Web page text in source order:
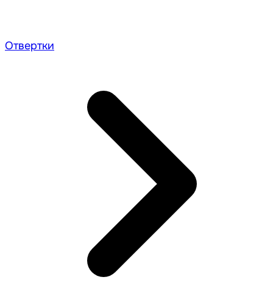
Отвертки